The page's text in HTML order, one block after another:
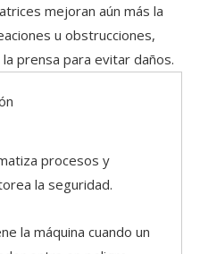
mejoran aún más la
u obstrucciones,
prensa para evitar daños.
procesos y
la seguridad.
la máquina cuando un